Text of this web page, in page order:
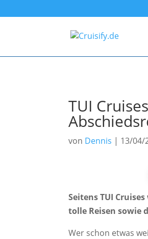
TUI
von Dennis | 13/04/
Seitens TUI
tolle Reisen sowie
Wer schon etwas